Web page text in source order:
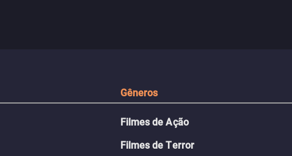
Gêneros
Filmes de Ação
Filmes de Terror